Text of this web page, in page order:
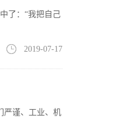
了：“我把自己
2019-07-17
严谨、工业、机